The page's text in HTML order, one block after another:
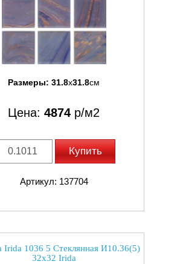
Размеры: 31.8x31.8см
Цена: 4874 р/м2
Купить
Артикул: 137704
Irida 1036 5 Стеклянная И10.36(5)
32x32 Irida